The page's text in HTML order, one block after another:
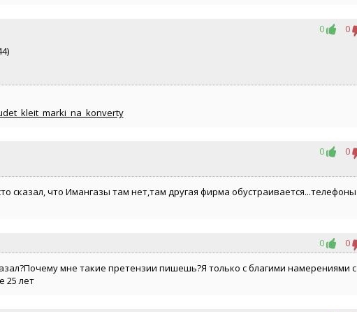
0 0
0 0
сказал, что Имангазы там нет,там другая фирма обустраивается...телефоны
0
0
мне такие претензии пишешь?Я только с благими намерениями с
25 лет